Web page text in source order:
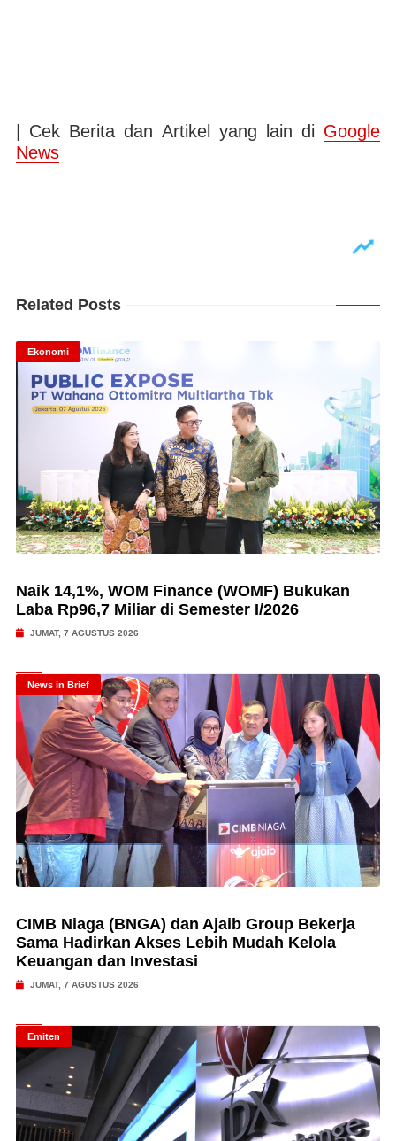
| Cek Berita dan Artikel yang lain di Google
News
Related Posts
Ekonomi
Naik 14,1%, WOM Finance (WOMF) Bukukan
Laba Rp96,7 Miliar di Semester I/2026
JUMAT, 7 AGUSTUS 2026
News in Brief
CIMB Niaga (BNGA) dan Ajaib Group Bekerja
Sama Hadirkan Akses Lebih Mudah Kelola
Keuangan dan Investasi
JUMAT, 7 AGUSTUS 2026
Emiten